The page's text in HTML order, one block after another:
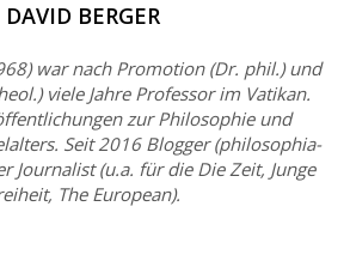
DAVID BERGER
war nach Promotion (Dr. phil.) und
viele Jahre Professor im Vatikan.
zur Philosophie und
Seit 2016 Blogger (philosophia-
Journalist (u.a. für die Die Zeit, Junge
The European).